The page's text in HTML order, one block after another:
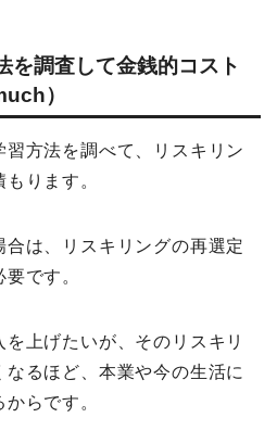
を調査して金銭的コスト
）
方法を調べて、リスキリン
ります。
は、リスキリングの再選定
です。
上げたいが、そのリスキリ
るほど、本業や今の生活に
らです。